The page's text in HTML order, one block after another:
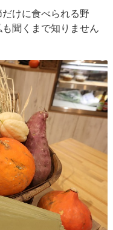
けに食べられる野
聞くまで知りません